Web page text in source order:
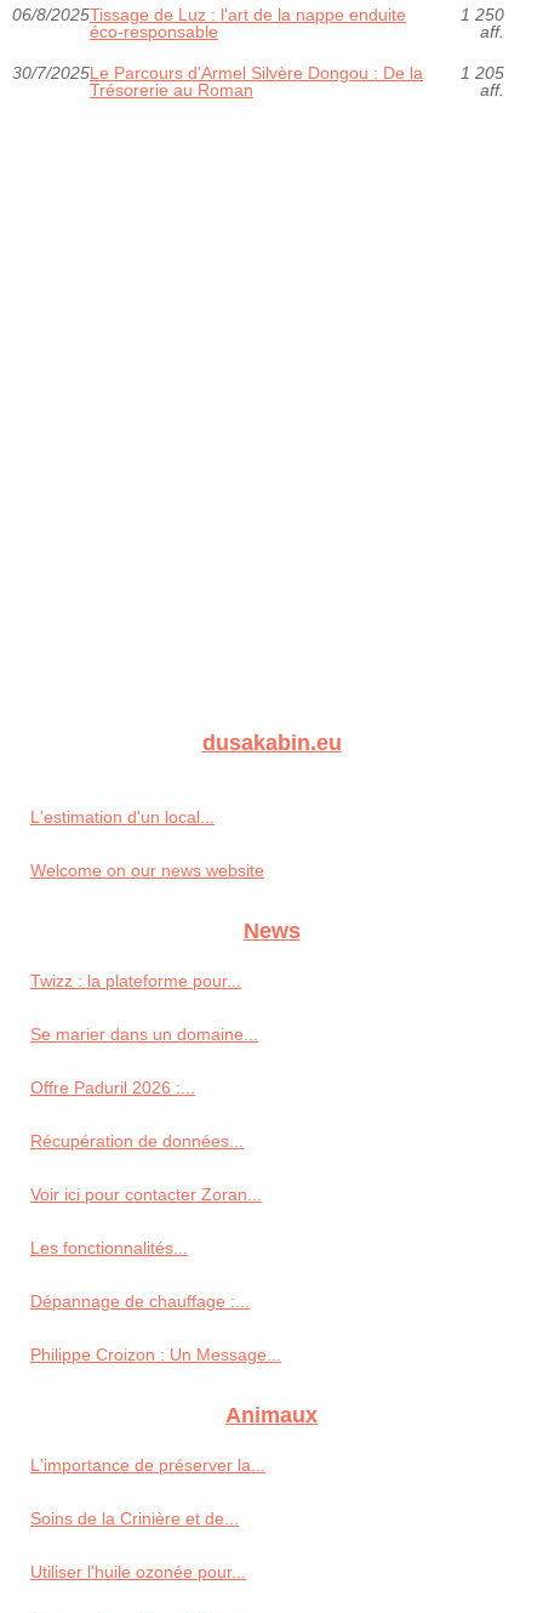
06/8/2025Tissage de Luz : l'art de la nappe enduite
éco-responsable
1 250
aff.
30/7/2025Le Parcours d'Armel Silvère Dongou : De la
Trésorerie au Roman
1 205
aff.
dusakabin.eu
L'estimation d'un local...
Welcome on our news website
News
Twizz : la plateforme pour...
Se marier dans un domaine...
Offre Paduril 2026 :...
Récupération de données...
Voir ici pour contacter Zoran...
Les fonctionnalités...
Dépannage de chauffage :...
Philippe Croizon : Un Message...
Animaux
L'importance de préserver la...
Soins de la Crinière et de...
Utiliser l'huile ozonée pour...